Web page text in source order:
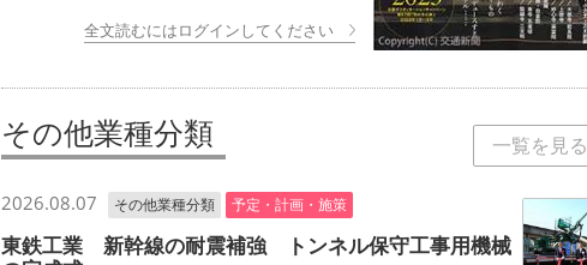
全文読むにはログインしてください
その他業種分類 一覧を見る
2026.08.07 その他業種分類 予定・計画・施策
東鉄工業 新幹線の耐震補強 トンネル保守工事用機械